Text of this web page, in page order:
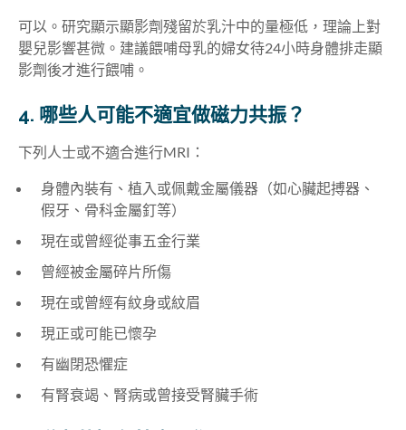
可以。研究顯示顯影劑殘留於乳汁中的量極低，理論上對
嬰兒影響甚微。建議餵哺母乳的婦女待24小時身體排走顯
影劑後才進行餵哺。
4. 哪些人可能不適宜做磁力共振？
下列人士或不適合進行MRI：
身體內裝有、植入或佩戴金屬儀器（如心臟起搏器、
假牙、骨科金屬釘等）
現在或曾經從事五金行業
曾經被金屬碎片所傷
現在或曾經有紋身或紋眉
現正或可能已懷孕
有幽閉恐懼症
有腎衰竭、腎病或曾接受腎臟手術